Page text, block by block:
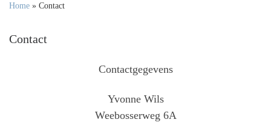
Home » Contact
Contact
Contactgegevens
Yvonne Wils
Weebosserweg 6A